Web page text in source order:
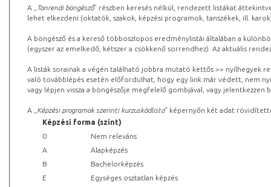
A „ Tanrendi böngésző” részben keresés nélkül, rendezett listákat
lehet elkezdeni (oktatók, szakok, képzési programok, tanszékek, ill.
A böngésző és a kereső többoszlopos eredménylistái általában a
(egyszer az emelkedő, kétszer a csökkenő sorrendhez). Az aktuális
A listák sorainak a végén található jobbra mutató kettős >> nyílhegyek
való továbblépés esetén előfordulhat, hogy egy link már védett, nem
vagy lépjen vissza a böngészője megfelelő gombjával, vagy
A „ Képzési programok szerinti kurzuskódlista” képernyőn két adat
Képzési forma (szint)
0
Nem releváns
A
Alapképzés
B
Bachelorképzés
E
Egységes osztatlan képzés